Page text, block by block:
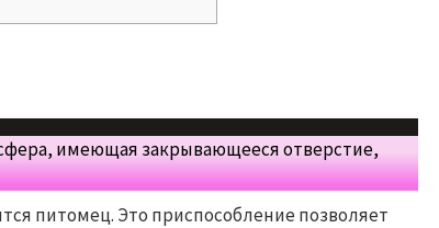
имеющая закрывающееся отверстие,
питомец. Это приспособление позволяет